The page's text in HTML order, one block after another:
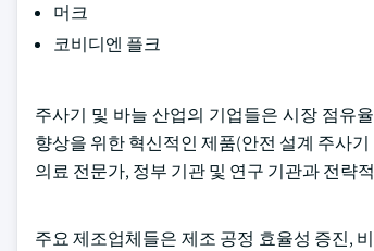
머크
코비디엔 플크
주사기 및 바늘 산업의 기업들은 시장 점유
향상을 위한 혁신적인 제품(안전 설계 주사
의료 전문가, 정부 기관 및 연구 기관과 전략
주요 제조업체들은 제조 공정 효율성 증진,